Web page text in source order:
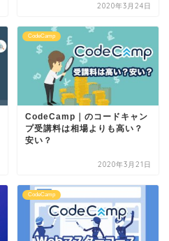
2020年3月24日
CodeCamp
CodeCamp｜のコードキャン
プ受講料は相場よりも高い？
安い？
2020年3月21日
CodeCamp